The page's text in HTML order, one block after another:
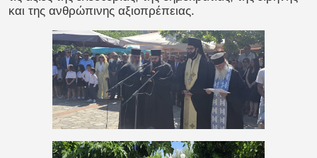
και της ανθρώπινης αξιοπρέπειας.